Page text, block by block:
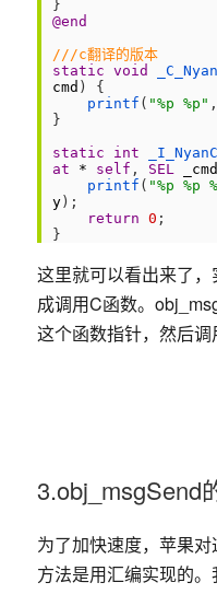
}
@end
///c翻译的版本
static void
cmd )
{
printf ( "%p %p" ,
}
static
int
at
* self , SEL _cmd
printf ( "%p %p
y) ;
return 0 ;
}
这里就可以看出来了
成调用C函数。
这个函数指针，然后调
3.obj_msgSend
为了加快速度，苹果
方法是用汇编实现的